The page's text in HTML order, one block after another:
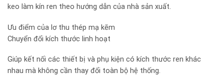
keo làm kín ren theo hướng dẫn của nhà sản xuất.
Ưu điểm của lơ thu thép mạ kẽm
Chuyển đổi kích thước linh hoạt
Giúp kết nối các thiết bị và phụ kiện có kích thước ren khác
nhau mà không cần thay đổi toàn bộ hệ thống.